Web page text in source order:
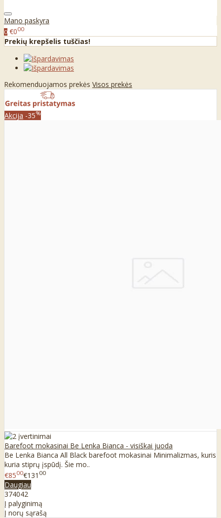
Mano paskyra
0 €000
Prekių krepšelis tuščias!
Rekomenduojamos prekės Visos prekės
Akcija -35%
Barefoot mokasinai Be Lenka Bianca - visiškai juoda
Be Lenka Bianca All Black barefoot mokasinai Minimalizmas, kuris
kuria stiprų įspūdį. Šie mo..
€8500€131 00
Daugiau
374042
Į palyginimą
Į norų sąrašą